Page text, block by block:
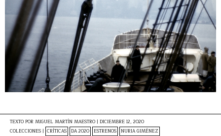
TEXTO POR MIGUEL MARTÍN MAESTRO | DICIEMBRE 12, 2020
COLECCIONES | CRÍTICAS DA 2020 ESTRENOS NURIA GIMÉNEZ